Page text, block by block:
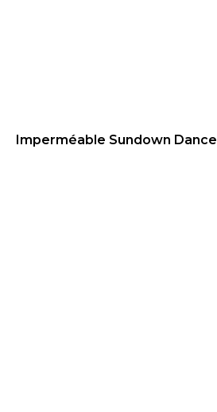
79.95€
Imperméable Sundown Dance